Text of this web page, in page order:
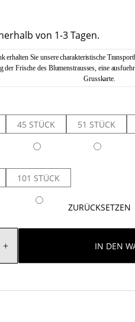
von 1-3 Tagen.
erhalten Sie unsere charakteristische
der Frische des Blumenstrausses, eine
Grusskarte.
45 STÜCK 51 STÜCK
101 STÜCK
ZURÜCKSETZEN
IN DEN